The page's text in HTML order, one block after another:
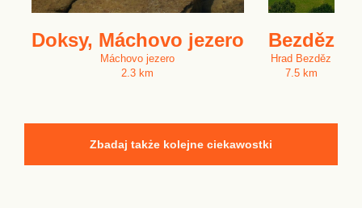
Doksy, Máchovo jezero
Máchovo jezero
2.3 km
Bezděz
Hrad Bezděz
7.5 km
Zbadaj także kolejne ciekawostki